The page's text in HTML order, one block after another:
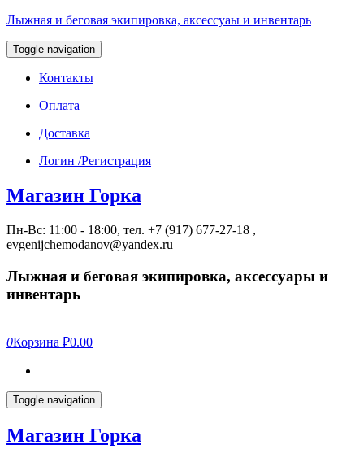
Лыжная и беговая экипировка, аксессуаы и инвентарь
Toggle navigation
Контакты
Оплата
Доставка
Логин /Регистрация
Магазин Горка
Пн-Вс: 11:00 - 18:00, тел. +7 (917) 677-27-18 ,
evgenijchemodanov@yandex.ru
Лыжная и беговая экипировка, аксессуары и
инвентарь
0Корзина ₽0.00
Toggle navigation
Магазин Горка